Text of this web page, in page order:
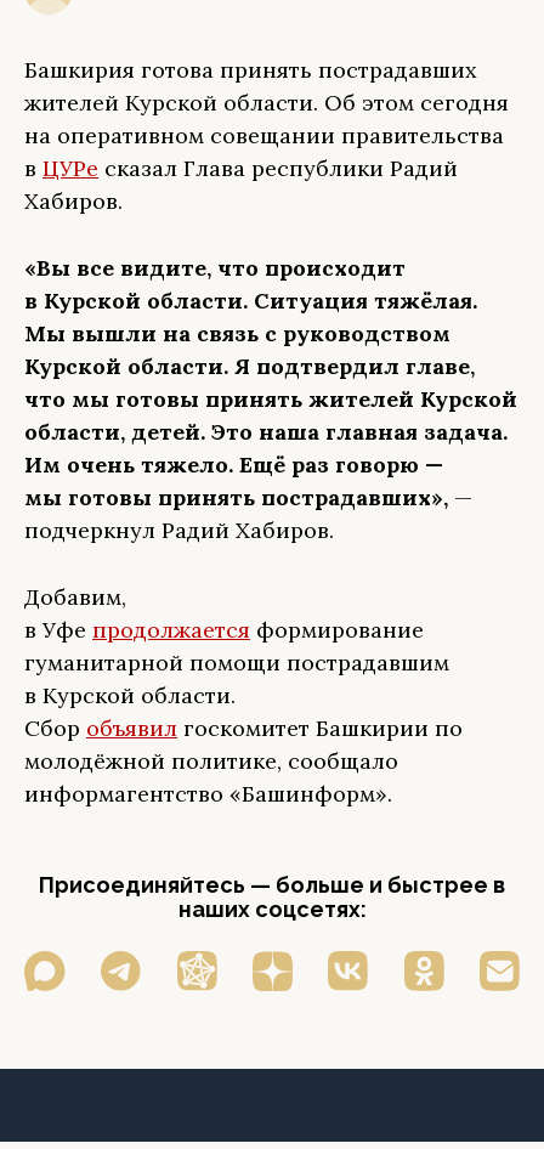
Башкирия готова принять пострадавших
жителей Курской области. Об этом сегодня
на оперативном совещании правительства
в ЦУРе сказал Глава республики Радий
Хабиров.
«Вы все видите, что происходит
в Курской области. Ситуация тяжёлая.
Мы вышли на связь с руководством
Курской области. Я подтвердил главе,
что мы готовы принять жителей Курской
области, детей. Это наша главная задача.
Им очень тяжело. Ещё раз говорю —
мы готовы принять пострадавших», —
подчеркнул Радий Хабиров.
Добавим,
в Уфе продолжается формирование
гуманитарной помощи пострадавшим
в Курской области.
Сбор объявил госкомитет Башкирии по
молодёжной политике, сообщало
информагентство «Башинформ».
Присоединяйтесь — больше и быстрее в
наших соцсетях: